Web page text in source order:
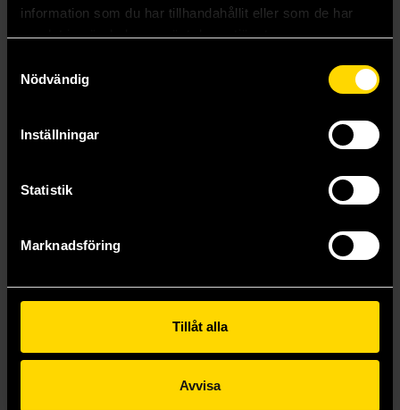
information som du har tillhandahållit eller som de har
samlat in när du har använt deras tjänster.
Nödvändig
Inställningar
Statistik
Marknadsföring
Tillåt alla
Avvisa
Emil Beer
219 kr
Beställ
Emil Beer
219 kr